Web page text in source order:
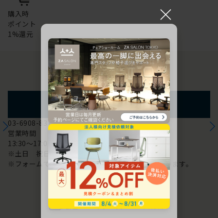
購入時
ポイント
1%還元
お問い合わせ
フォームからのお問い合わせ
03-6908-8370
営業時間
13:30～17:00
※土日 祝日は休み
※フォームでのお問い合わせは24時間対応しております。
配送・お問い合わせ営業日
×